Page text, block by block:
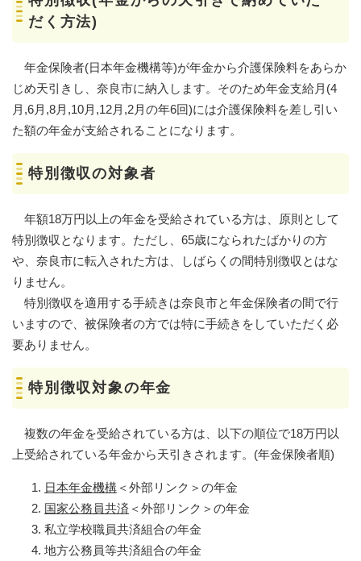
だく方法)
年金保険者(日本年金機構等)が年金から介護保険料をあらか
じめ天引きし、奈良市に納入します。そのため年金支給月(4
月,6月,8月,10月,12月,2月の年6回)には介護保険料を差し引い
た額の年金が支給されることになります。
特別徴収の対象者
年額18万円以上の年金を受給されている方は、原則として
特別徴収となります。ただし、65歳になられたばかりの方
や、奈良市に転入された方は、しばらくの間特別徴収とはな
りません。
特別徴収を適用する手続きは奈良市と年金保険者の間で行
いますので、被保険者の方では特に手続きをしていただく必
要ありません。
特別徴収対象の年金
複数の年金を受給されている方は、以下の順位で18万円以
上受給されている年金から天引きされます。(年金保険者順)
日本年金機構 ＜外部リンク＞ の年金
国家公務員共済 ＜外部リンク＞ の年金
私立学校職員共済組合の年金
地方公務員等共済組合の年金